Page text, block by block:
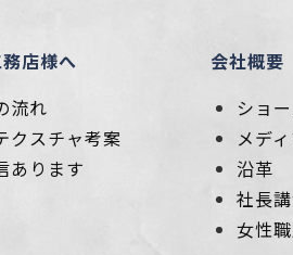
店様へ
流れ
クスチャ考案
あります
会社概要
ショ
メデ
沿革
社長
女性